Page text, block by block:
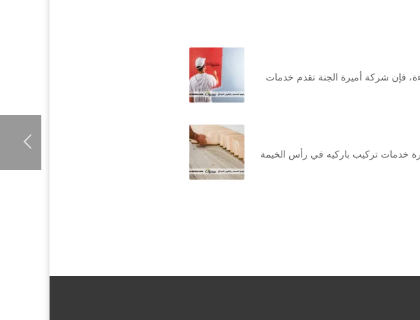
فإن شركة أميرة الجنة تقدم خدمات
خدمات تركيب باركيه في رأس الخيمة